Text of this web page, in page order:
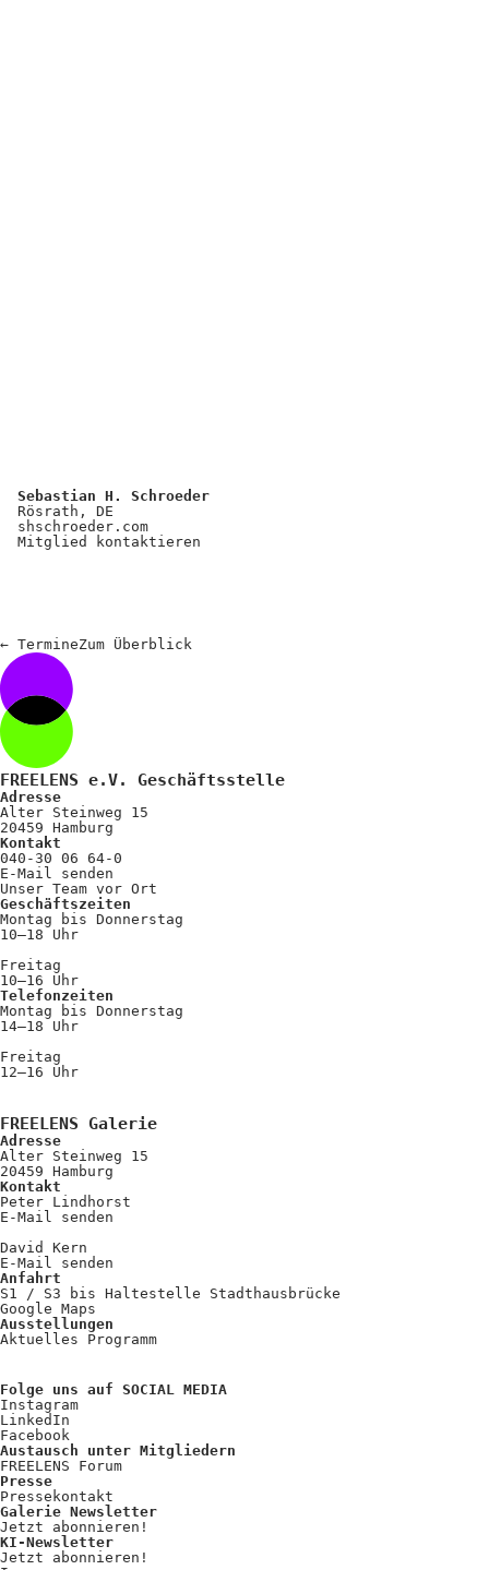
Sebastian H. Schroeder
Rösrath, DE
shschroeder.com
Mitglied kontaktieren
← TermineZum Überblick
FREELENS e.V. Geschäftsstelle
Adresse
Alter Steinweg 15
20459 Hamburg
Kontakt
040-30 06 64-0
E-Mail senden
Unser Team vor Ort
Geschäftszeiten
Montag bis Donnerstag
10–18 Uhr
Freitag
10–16 Uhr
Telefonzeiten
Montag bis Donnerstag
14–18 Uhr
Freitag
12–16 Uhr
FREELENS Galerie
Adresse
Alter Steinweg 15
20459 Hamburg
Kontakt
Peter Lindhorst
E-Mail senden
David Kern
E-Mail senden
Anfahrt
S1 / S3 bis Haltestelle Stadthausbrücke
Google Maps
Ausstellungen
Aktuelles Programm
Folge uns auf SOCIAL MEDIA
Instagram
LinkedIn
Facebook
Austausch unter Mitgliedern
FREELENS Forum
Presse
Pressekontakt
Galerie Newsletter
Jetzt abonnieren!
KI-Newsletter
Jetzt abonnieren!